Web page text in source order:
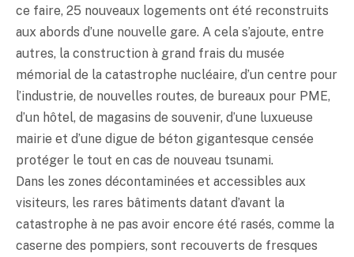
ce faire, 25 nouveaux logements ont été reconstruits
aux abords d’une nouvelle gare. A cela s’ajoute, entre
autres, la construction à grand frais du musée
mémorial de la catastrophe nucléaire, d’un centre pour
l’industrie, de nouvelles routes, de bureaux pour PME,
d’un hôtel, de magasins de souvenir, d’une luxueuse
mairie et d’une digue de béton gigantesque censée
protéger le tout en cas de nouveau tsunami.
Dans les zones décontaminées et accessibles aux
visiteurs, les rares bâtiments datant d’avant la
catastrophe à ne pas avoir encore été rasés, comme la
caserne des pompiers, sont recouverts de fresques